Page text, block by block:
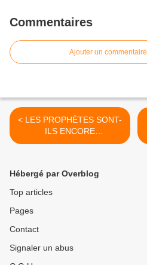
Commentaires
Ajouter un commentaire
< LES PROPHÈTES SONT-
ILS ENCORE
IMPORTANTS ?
Hébergé par Overblog
Top articles
Pages
Contact
Signaler un abus